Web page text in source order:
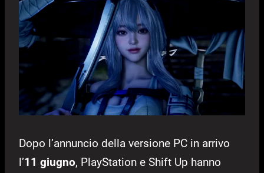
Dopo l’annuncio della versione PC in arrivo
l’11 giugno, PlayStation e Shift Up hanno